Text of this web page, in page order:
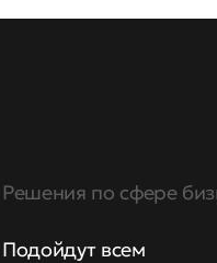
Решения по сфере
Подойдут всем